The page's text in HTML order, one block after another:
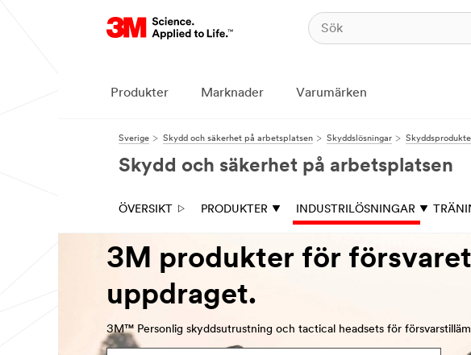
Produkter Marknader Varumärken
Sverige Skydd och säkerhet på arbetsplatsen Skyddslösningar
Skydd och säkerhet på arbetsplatsen
ÖVERSIKT PRODUKTER INDUSTRILÖSNINGAR
3M produkter för
uppdraget.
3M™ Personlig skyddsutrustning och tactical headsets för